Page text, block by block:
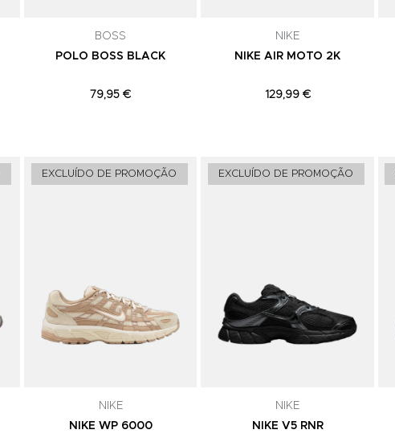
BOSS
POLO BOSS BLACK
79,95 €
NIKE
NIKE AIR MOTO 2K
129,99 €
Adicionar aos Favoritos
EXCLUÍDO DE PROMOÇÃO Adicionar aos Favoritos
NIKE
NIKE WP 6000
EXCLUÍDO DE PROMOÇÃO
NIKE
NIKE V5 RNR